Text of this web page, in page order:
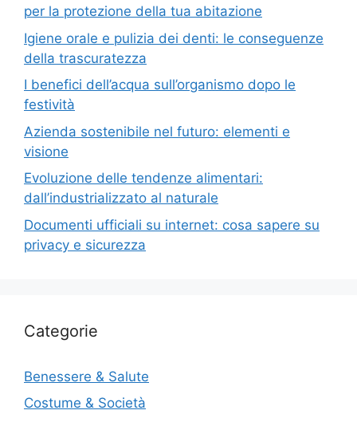
per la protezione della tua abitazione
Igiene orale e pulizia dei denti: le conseguenze
della trascuratezza
I benefici dell’acqua sull’organismo dopo le
festività
Azienda sostenibile nel futuro: elementi e
visione
Evoluzione delle tendenze alimentari:
dall’industrializzato al naturale
Documenti ufficiali su internet: cosa sapere su
privacy e sicurezza
Categorie
Benessere & Salute
Costume & Società